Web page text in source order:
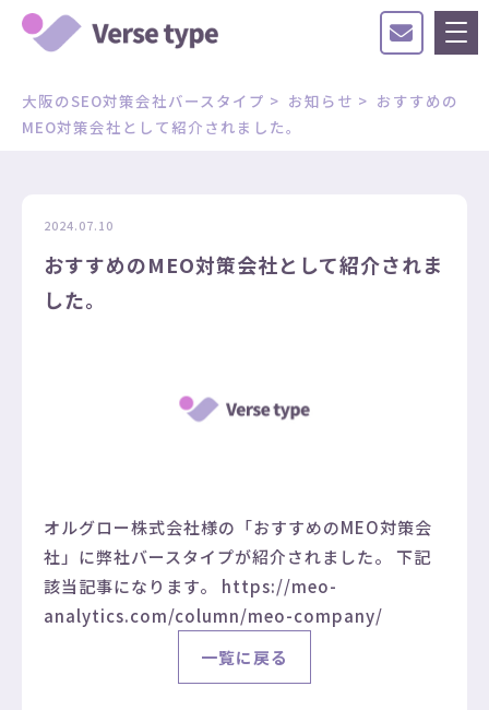
大阪のSEO対策会社バースタイプ > お知らせ > おすすめの
MEO対策会社として紹介されました。
2024.07.10
おすすめのMEO対策会社として紹介されま
した。
オルグロー株式会社様の「おすすめのMEO対策会
社」に弊社バースタイプが紹介されました。 下記
該当記事になります。 https://meo-
analytics.com/column/meo-company/
一覧に戻る